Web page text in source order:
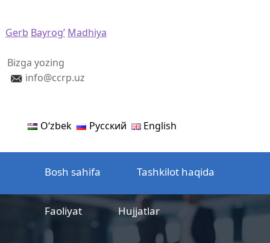
Gerb Bayrog’ Madhiya
Bizga yozing
info@ccrp.uz
Oʻzbek Русский English
Bosh sahifa Tashkilot haqida
Faoliyat Hujjatlar